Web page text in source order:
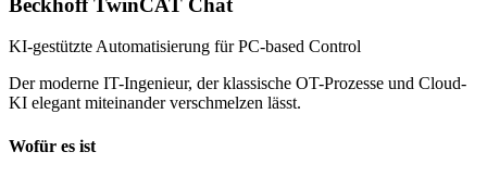
KI-gestützte Automatisierung für PC-based Control
Der moderne IT-Ingenieur, der klassische OT-Prozesse und Cloud-
KI elegant miteinander verschmelzen lässt.
Wofür es ist